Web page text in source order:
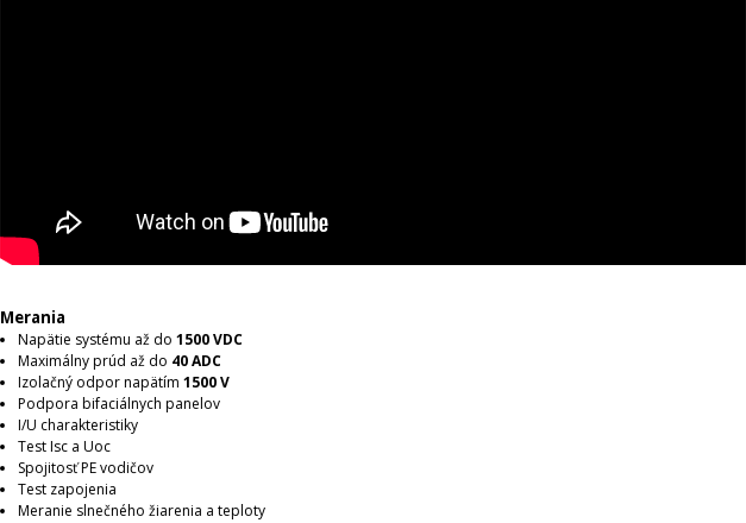
Merania
Napätie systému až do 1500 VDC
Maximálny prúd až do 40 ADC
Izolačný odpor napätím 1500 V
Podpora bifaciálnych panelov
I/U charakteristiky
Test Isc a Uoc
Spojitosť PE vodičov
Test zapojenia
Meranie slnečného žiarenia a teploty